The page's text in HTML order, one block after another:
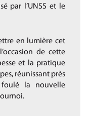
par l’UNSS et le
en lumière cet
de cette
et la pratique
réunissant près
la nouvelle